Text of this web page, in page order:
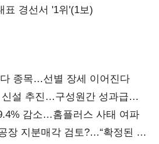
표 경선서 '1위'(1보)
종목…선별 장세 이어진다
설 추진…구성원간 성과급
감소…홈플러스 사태 여파
장 지분매각 검토?…“확정된 바